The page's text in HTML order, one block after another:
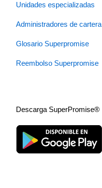
Unidades especializadas
Administradores de cartera
Glosario Superpromise
Reembolso Superpromise
Descarga SuperPromise®